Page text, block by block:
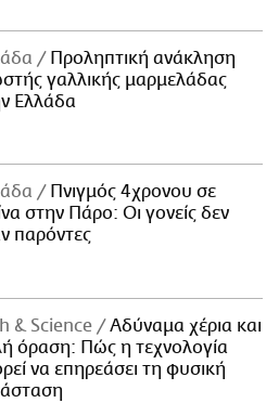
Προληπτική ανάκληση
γαλλικής μαρμελάδας
Ελλάδα
Πνιγμός 4χρονου σε
στην Πάρο: Οι γονείς δεν
παρόντες
& Science
Αδύναμα χέρια και
όραση: Πώς η τεχνολογία
να επηρεάσει τη φυσική